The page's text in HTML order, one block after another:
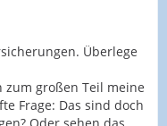
Überlege
zum großen Teil meine
Frage: Das sind doch